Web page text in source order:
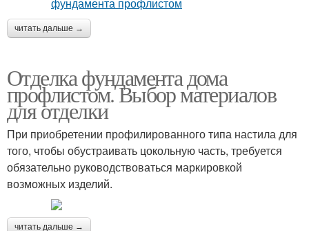
читать дальше →
Отделка фундамента дома
профлистом. Выбор материалов
для отделки
При приобретении профилированного типа настила для
того, чтобы обустраивать цокольную часть, требуется
обязательно руководствоваться маркировкой
возможных изделий.
читать дальше →